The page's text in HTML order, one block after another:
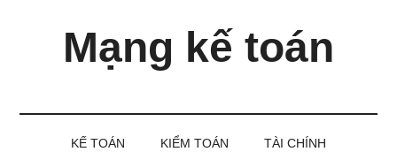
Mạng kế toán
KẾ TOÁN KIỂM TOÁN TÀI CHÍNH